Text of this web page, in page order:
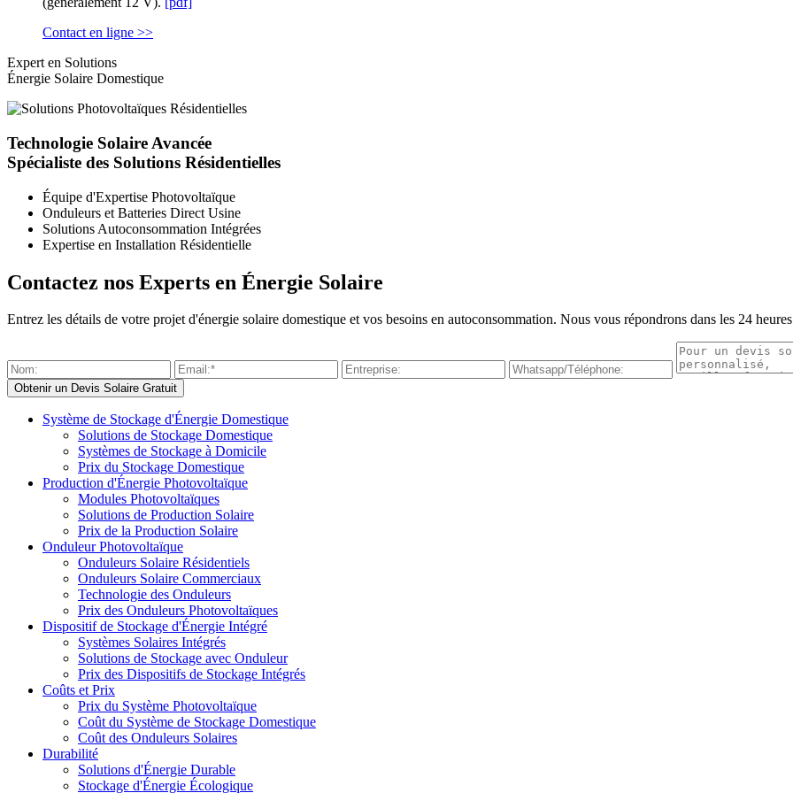
Contact en ligne >>
Expert en Solutions
Énergie Solaire Domestique
Technologie Solaire Avancée
Spécialiste des Solutions Résidentielles
Équipe d'Expertise Photovoltaïque
Onduleurs et Batteries Direct Usine
Solutions Autoconsommation Intégrées
Expertise en Installation Résidentielle
Contactez nos Experts en Énergie Solaire
Entrez les détails de votre projet d'énergie solaire domestique et vos besoins en autoconsommation. Nous vous répondrons dans les 24
Système de Stockage d'Énergie Domestique
Solutions de Stockage Domestique
Systèmes de Stockage à Domicile
Prix du Stockage Domestique
Production d'Énergie Photovoltaïque
Modules Photovoltaïques
Solutions de Production Solaire
Prix de la Production Solaire
Onduleur Photovoltaïque
Onduleurs Solaire Résidentiels
Onduleurs Solaire Commerciaux
Technologie des Onduleurs
Prix des Onduleurs Photovoltaïques
Dispositif de Stockage d'Énergie Intégré
Systèmes Solaires Intégrés
Solutions de Stockage avec Onduleur
Prix des Dispositifs de Stockage Intégrés
Coûts et Prix
Prix du Système Photovoltaïque
Coût du Système de Stockage Domestique
Coût des Onduleurs Solaires
Durabilité
Solutions d'Énergie Durable
Stockage d'Énergie Écologique